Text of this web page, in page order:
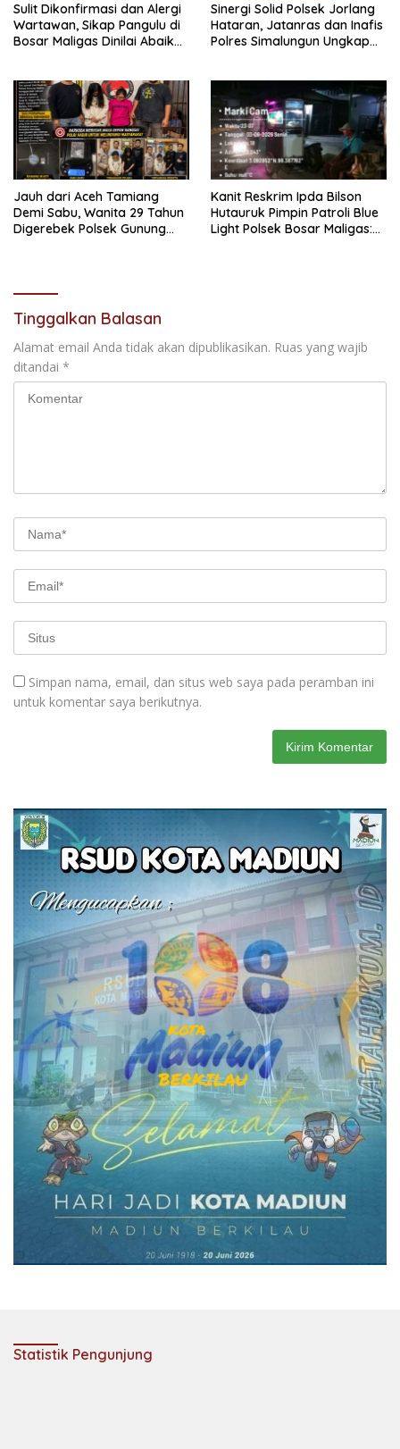
Sulit Dikonfirmasi dan Alergi
Wartawan, Sikap Pangulu di
Bosar Maligas Dinilai Abaikan
Sinergi Solid Polsek Jorlang
Hataran, Jatanras dan Inafis
Polres Simalungun Ungkap
Jauh dari Aceh Tamiang
Demi Sabu, Wanita 29 Tahun
Digerebek Polsek Gunung
Kanit Reskrim Ipda Bilson
Hutauruk Pimpin Patroli Blue
Light Polsek Bosar Maligas:
Tinggalkan Balasan
Alamat email Anda tidak akan dipublikasikan. Ruas yang wajib
ditandai *
Simpan nama, email, dan situs web saya pada peramban ini
untuk komentar saya berikutnya.
Statistik Pengunjung